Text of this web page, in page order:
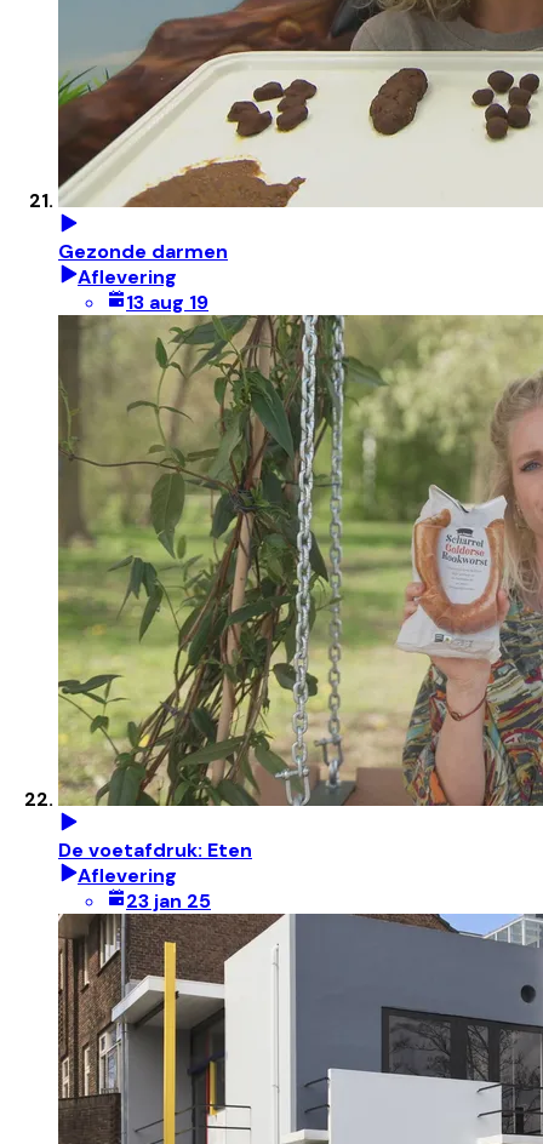
Gezonde darmen
Aflevering
13 aug 19
De voetafdruk: Eten
Aflevering
23 jan 25